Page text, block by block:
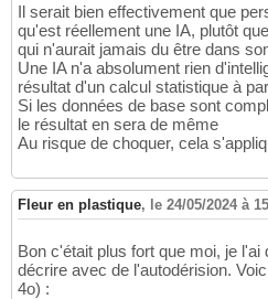
Il serait bien effectivement que
qu'est réellement une IA, plutôt
qui n'aurait jamais du être dans
Une IA n'a absolument rien
résultat d'un calcul statistique à
Si les données de base sont
le résultat en sera de même
Au risque de choquer, cela
Fleur en plastique, le 24/05/2024 à
Bon c'était plus fort que moi, je
décrire avec de l'autodérision.
4o) :